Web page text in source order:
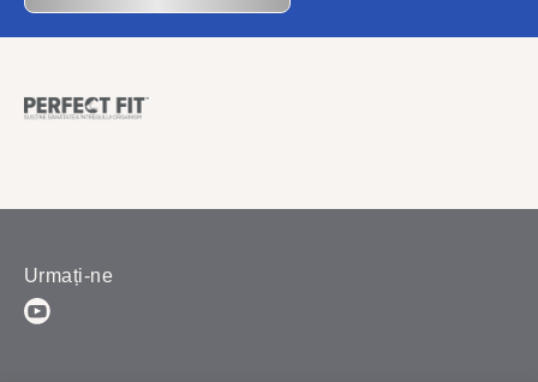
Urmați-ne
Youtube (opens in new window)